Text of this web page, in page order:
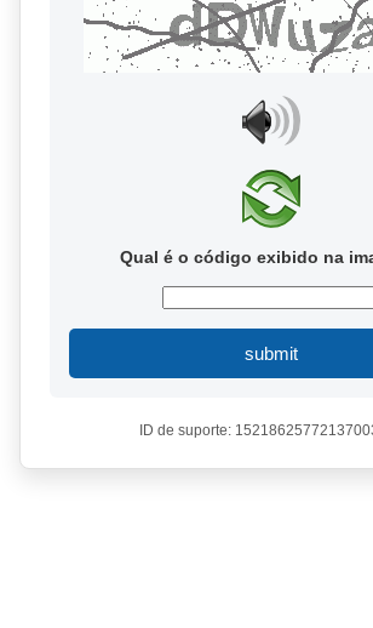
Qual é o código exibido na
submit
ID de suporte: